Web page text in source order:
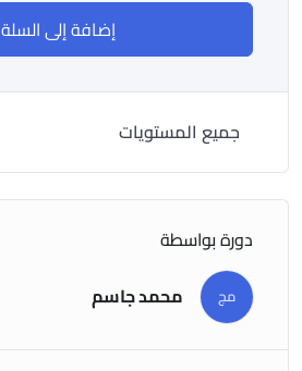
إضافة إلى السلة
جميع المستويات
دورة بواسطة
مج محمد جاسم